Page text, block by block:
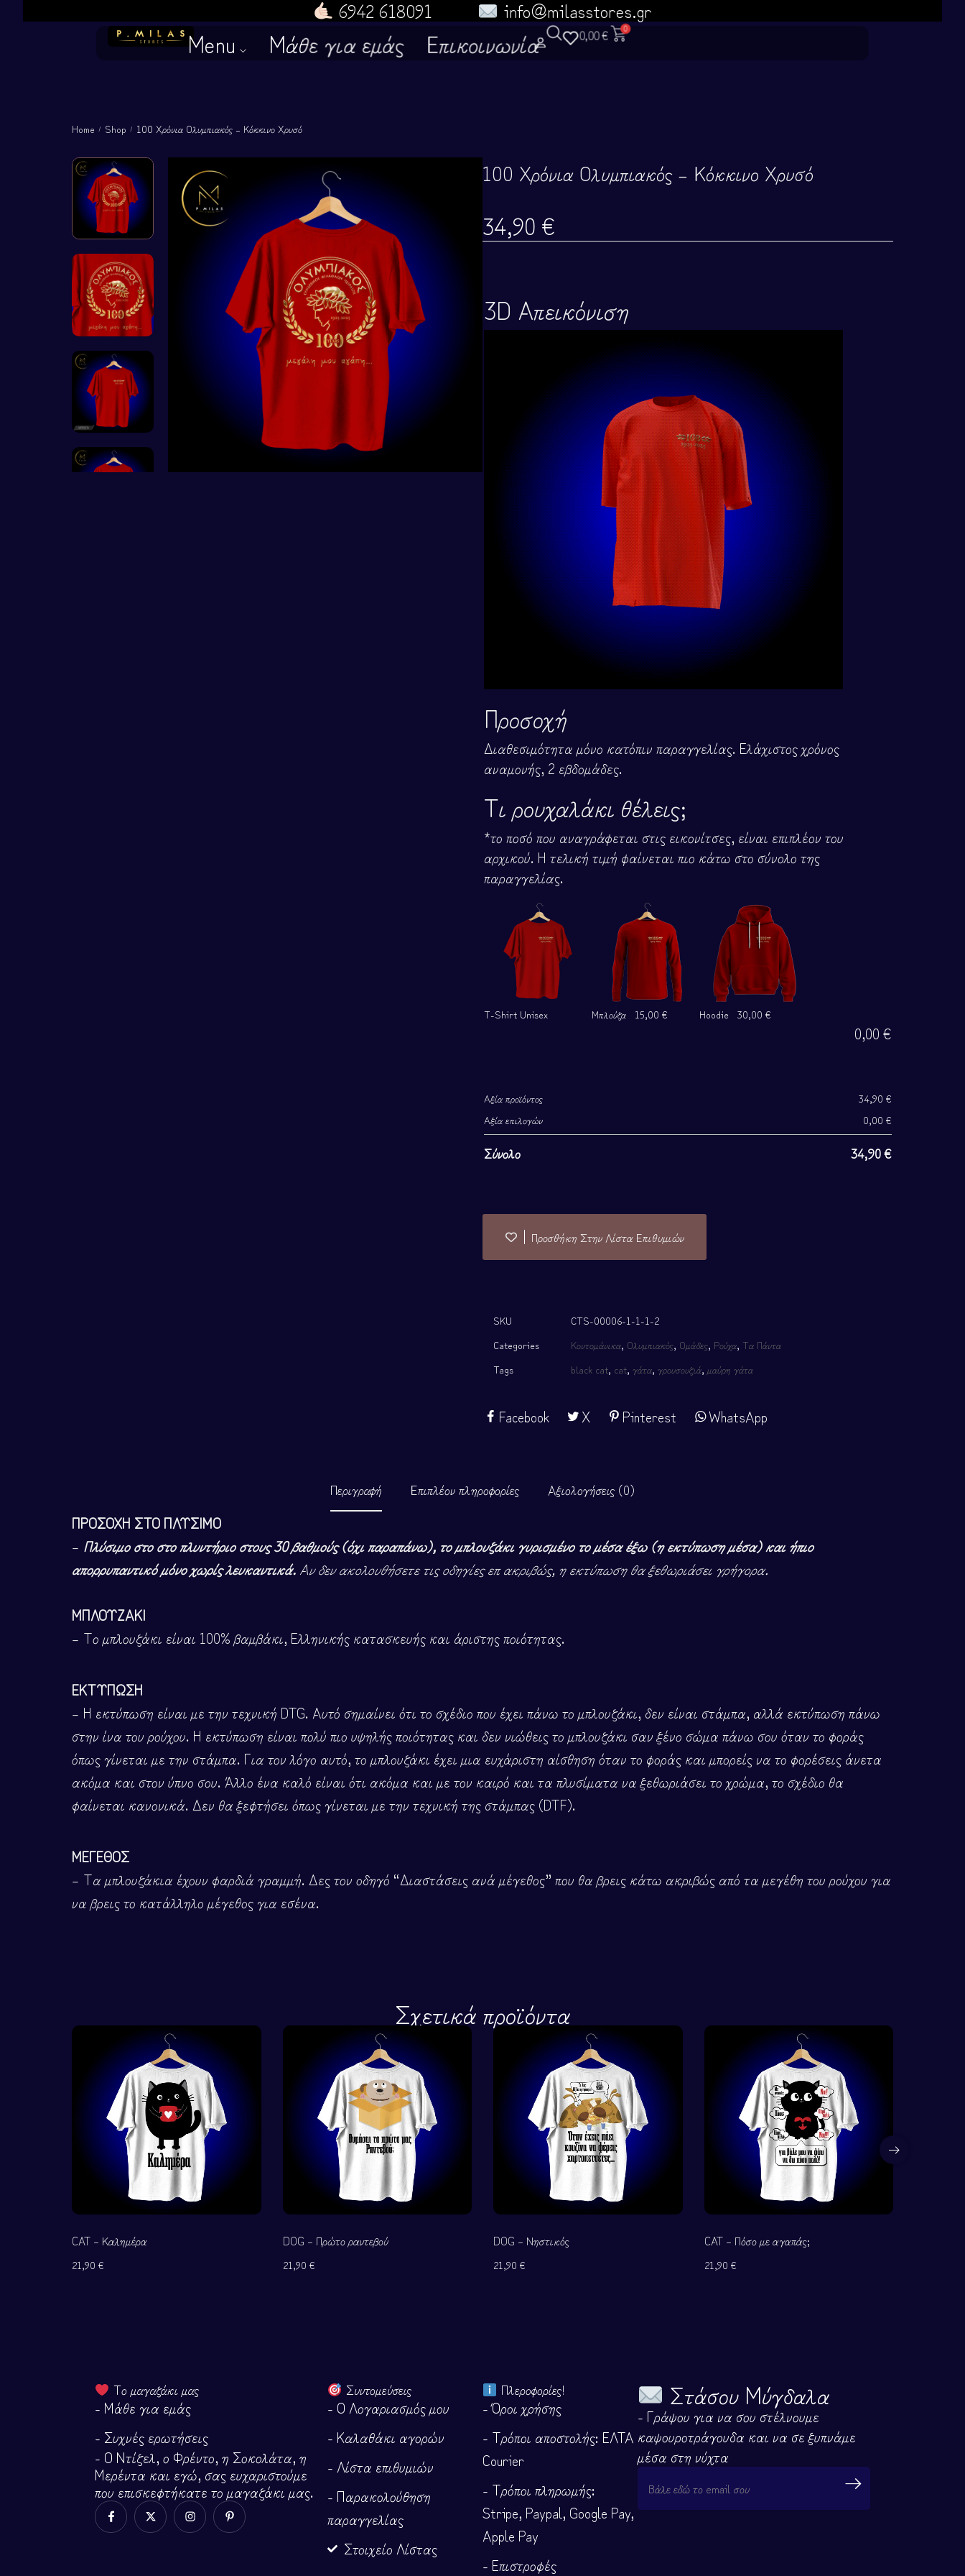
6942 618091 info@milasstores.gr
Menu
Δες όλα τα προϊόντα
────────
Ρούχα Αγέλης
Γατόρουχα
Σκυλόρουχα
Για σκληρούς!
Heroes and Villains
Γυμναστήριο
Τσαντουλίνια
Μάθε για εμάς Επικοινωνία 0,00€ 0
Home / Shop / 100 Χρόνια Ολυμπιακός – Κόκκινο Χρυσό
100 Χρόνια Ολυμπιακός – Κόκκινο Χρυσό
34,90 €
3D Απεικόνιση
Προσοχή
Διαθεσιμότητα μόνο κατόπιν παραγγελίας. Ελάχιστος χρόνος
αναμονής, 2 εβδομάδες.
Τι ρουχαλάκι θέλεις;
*το ποσό που αναγράφεται στις εικονίτσες, είναι επιπλέον του
αρχικού. Η τελική τιμή φαίνεται πιο κάτω στο σύνολο της
παραγγελίας.
T-Shirt Unisex Μπλούζα 15,00 € Hoodie 30,00 €
0,00 €
Αξία προϊόντος 34,90 €
Αξία επιλογών
0,00 €
Σύνολο 34,90€
Προσθήκη Στην Λίστα Επιθυμιών
SKU
CTS-00006-1-1-1-2
Categories
Κοντομάνικα, Ολυμπιακός, Ομάδες, Ρούχα, Τα Πάντα
Tags
black cat, cat, γάτα, γρουσουζιά, μαύρη γάτα
Facebook X Pinterest WhatsApp
Περιγραφή Επιπλέον πληροφορίες Αξιολογήσεις (0)
ΠΡΟΣΟΧΗ ΣΤΟ ΠΛΥΣΙΜΟ
– Πλύσιμο στο στο πλυντήριο στους 30 βαθμούς (όχι παραπάνω), το μπλουζάκι γυρισμένο το μέσα έξω (η εκτύπωση μέσα) και ήπιο
απορρυπαντικό μόνο χωρίς λευκαντικά. Αν δεν ακολουθήσετε τις οδηγίες επ ακριβώς, η εκτύπωση θα ξεθωριάσει γρήγορα.
ΜΠΛΟΥΖΑΚΙ
– Το μπλουζάκι είναι 100% βαμβάκι, Ελληνικής κατασκευής και άριστης ποιότητας.
ΕΚΤΥΠΩΣΗ
– Η εκτύπωση είναι με την τεχνική DTG. Αυτό σημαίνει ότι το σχέδιο που έχει πάνω το μπλουζάκι, δεν είναι στάμπα, αλλά εκτύπωση πάνω
στην ίνα του ρούχου. Η εκτύπωση είναι πολύ πιο υψηλής ποιότητας και δεν νιώθεις το μπλουζάκι σαν ξένο σώμα πάνω σου όταν το φοράς
όπως γίνεται με την στάμπα. Για τον λόγο αυτό, το μπλουζάκι έχει μια ευχάριστη αίσθηση όταν το φοράς και μπορείς να το φορέσεις άνετα
ακόμα και στον ύπνο σου. Άλλο ένα καλό είναι ότι ακόμα και με τον καιρό και τα πλυσίματα να ξεθωριάσει το χρώμα, το σχέδιο θα
φαίνεται κανονικά. Δεν θα ξεφτήσει όπως γίνεται με την τεχνική της στάμπας (DTF).
ΜΕΓΕΘΟΣ
– Τα μπλουζάκια έχουν φαρδιά γραμμή. Δες τον οδηγό “Διαστάσεις ανά μέγεθος” που θα βρεις κάτω ακριβώς από τα μεγέθη του ρούχου για
να βρεις το κατάλληλο μέγεθος για εσένα.
Σχετικά προϊόντα
CAT – Καλημέρα
21,90 €
DOG – Πρώτο ραντεβού
21,90 €
DOG – Νηστικός
21,90 €
CAT – Πόσο με αγαπάς;
21,90 €
Το μαγαζάκι μας
- Μάθε για εμάς
- Συχνές ερωτήσεις
- Ο Ντίζελ, ο Φρέντο, η Σοκολάτα, η
Μερέντα και εγώ, σας ευχαριστούμε
που επισκεφτήκατε το μαγαζάκι μας.
Συντομεύσεις
- Ο Λογαριασμός μου
- Καλαθάκι αγορών
- Λίστα επιθυμιών
- Παρακολούθηση
παραγγελίας
Στοιχείο Λίστας
Πλεροφορίες!
- Όροι χρήσης
- Τρόποι αποστολής: ΕΛΤΑ
Courier
- Τρόποι πληρωμής:
Stripe, Paypal, Google Pay,
Apple Pay
- Επιστροφές
Στάσου Μύγδαλα
- Γράψου για να σου στέλνουμε
καψουροτράγουδα και να σε ξυπνάμε
μέσα στη νύχτα